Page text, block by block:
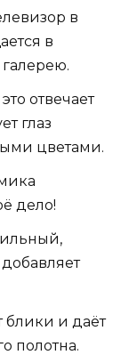
в
в
отвечает
глаз
цветами.
дело!
блики и даёт
полотна.